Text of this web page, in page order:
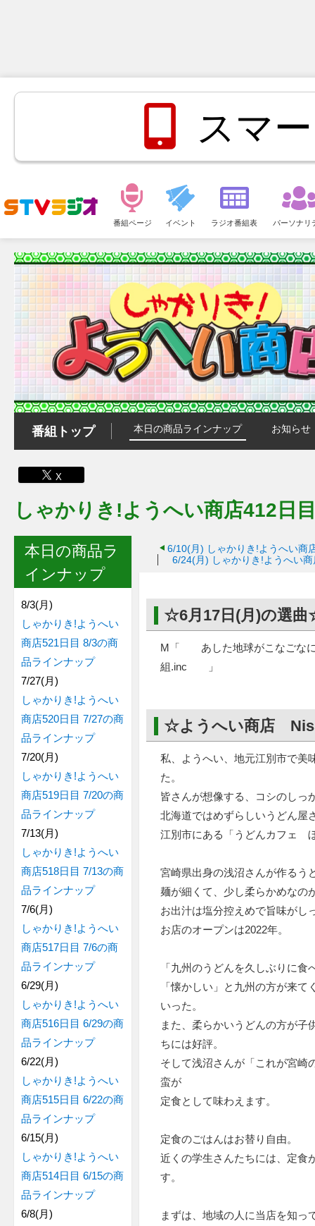
スマ
ュ
ー
番組ページ イベント ラジオ番組表 パーソナリ
番組トップ 本日の商品ラインナップ お知らせ
X
しゃかりき!ようへい商店412日
6/10(月) しゃかりき!ようへい商
6/24(月) しゃかりき!ようへい
☆6月17日(月)の選
M「 あした地球がこなご
組.inc 」
☆ようへい商店
私、ようへい、地元江別市で美
た。
皆さんが想像する、コシのしっ
北海道ではめずらしいうどん屋
江別市にある「うどんカフェ
宮崎県出身の浅沼さんが作るう
麺が細くて、少し柔らかめなの
お出汁は塩分控えめで旨味がし
お店のオープンは2022年。
「九州のうどんを久しぶりに食
「懐かしい」と九州の方が来
いった。
また、柔らかいうどんの方が子
ちには好評。
そして浅沼さんが「これが宮崎
蛮が
定食として味わえます。
定食のごはんはお替り自由。
近くの学生さんたちには、定食
す。
まずは、地域の人に当店を知っ
本日の商品ラ
インナップ
8/3(月)
しゃかりき!ようへい
商店521日目 8/3の商
品ラインナップ
7/27(月)
しゃかりき!ようへい
商店520日目 7/27の商
品ラインナップ
7/20(月)
しゃかりき!ようへい
商店519日目 7/20の商
品ラインナップ
7/13(月)
しゃかりき!ようへい
商店518日目 7/13の商
品ラインナップ
7/6(月)
しゃかりき!ようへい
商店517日目 7/6の商
品ラインナップ
6/29(月)
しゃかりき!ようへい
商店516日目 6/29の商
品ラインナップ
6/22(月)
しゃかりき!ようへい
商店515日目 6/22の商
品ラインナップ
6/15(月)
しゃかりき!ようへい
商店514日目 6/15の商
品ラインナップ
6/8(月)